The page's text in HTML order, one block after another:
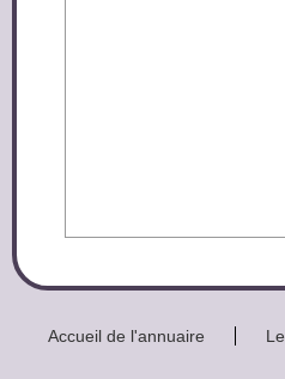
Accueil de l'annuaire